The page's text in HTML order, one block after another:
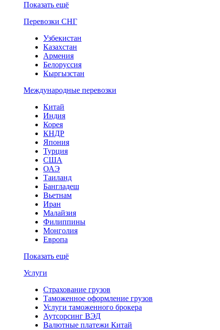
Показать ещё
Перевозки СНГ
Узбекистан
Казахстан
Армения
Белоруссия
Кыргызстан
Международные перевозки
Китай
Индия
Корея
КНДР
Япония
Турция
США
ОАЭ
Таиланд
Бангладеш
Вьетнам
Иран
Малайзия
Филиппины
Монголия
Европа
Показать ещё
Услуги
Страхование грузов
Таможенное оформление грузов
Услуги таможенного брокера
Аутсорсинг ВЭД
Валютные платежи Китай